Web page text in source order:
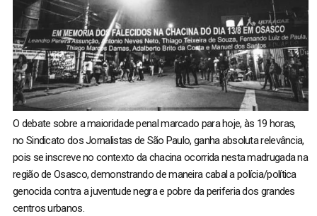
O debate sobre a maioridade penal marcado para hoje, às 19 horas,
no Sindicato dos Jornalistas de São Paulo, ganha absoluta relevância,
pois se inscreve no contexto da chacina ocorrida nesta madrugada na
região de Osasco, demonstrando de maneira cabal a polícia/política
genocida contra a juventude negra e pobre da periferia dos grandes
centros urbanos.